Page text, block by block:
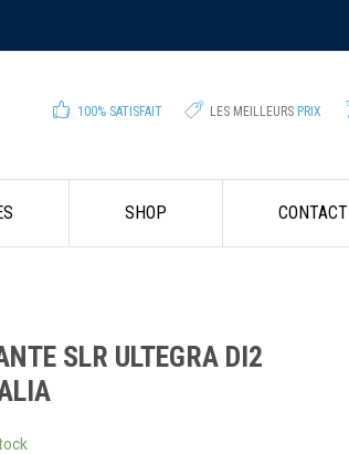
100% SATISFAIT LES MEILLEURS PRIX
SHOP CONTACT
SLR ULTEGRA DI2